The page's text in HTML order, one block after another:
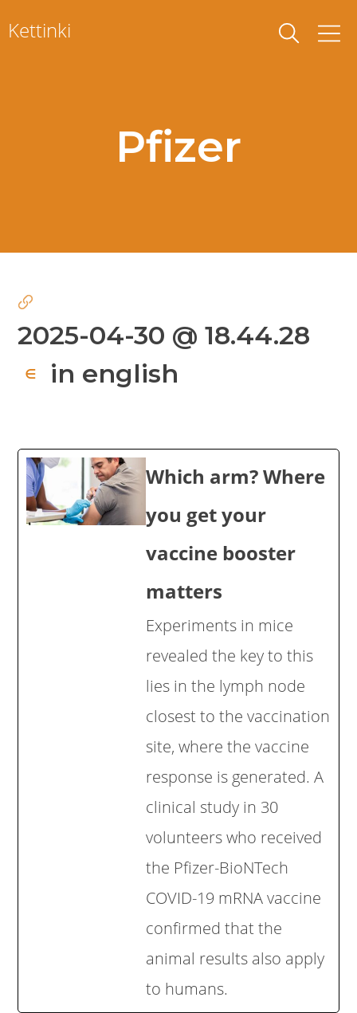
toKettinki
Pfizer
2025-04-30 @ 18.44.28
∈ in english
Which arm? Where
you get your
vaccine booster
matters
Experiments in mice
revealed the key to this
lies in the lymph node
closest to the vaccination
site, where the vaccine
response is generated. A
clinical study in 30
volunteers who received
the Pfizer-BioNTech
COVID-19 mRNA vaccine
confirmed that the
animal results also apply
to humans.